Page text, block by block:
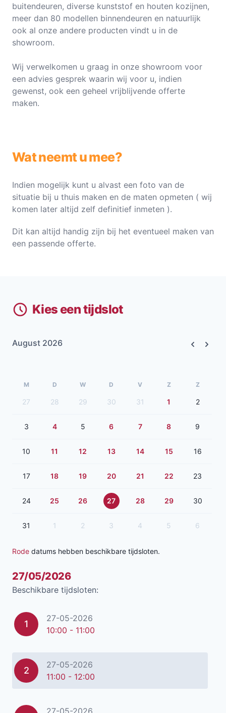
buitendeuren, diverse kunststof en houten kozijnen,
meer dan 80 modellen binnendeuren en natuurlijk
ook al onze andere producten vindt u in de
showroom.
Wij verwelkomen u graag in onze showroom voor
een advies gesprek waarin wij voor u, indien
gewenst, ook een geheel vrijblijvende offerte
maken.
Wat neemt u mee?
Indien mogelijk kunt u alvast een foto van de
situatie bij u thuis maken en de maten opmeten ( wij
komen later altijd zelf definitief inmeten ).
Dit kan altijd handig zijn bij het eventueel maken van
een passende offerte.
Kies een tijdslot
August 2026
M D W D V Z Z
27 28 29 30 31 1 2
3 4 5 6 7 8 9
10 11 12 13 14 15 16
17 18 19 20 21 22 23
24 25 26 27 28 29 30
31 1 2 3 4 5 6
Rode datums hebben beschikbare tijdsloten.
27/05/2026
Beschikbare tijdsloten:
1
27-05-2026
10:00 - 11:00
2
27-05-2026
11:00 - 12:00
27-05-2026